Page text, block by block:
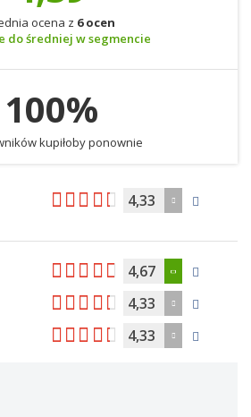
ocena z 6 ocen
do średniej w segmencie
100%
kupiłoby ponownie
4,33
4,67
4,33
4,33